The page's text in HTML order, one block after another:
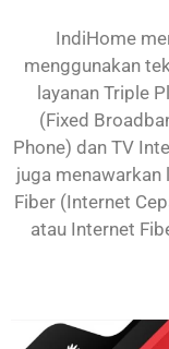
IndiHome
menggunakan
layanan Triple
(Fixed
Phone) dan TV
juga menawarkan
Fiber (Internet
atau Internet